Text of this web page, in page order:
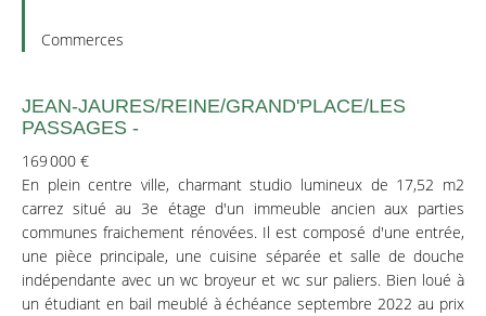
Commerces
JEAN-JAURES/REINE/GRAND'PLACE/LES
PASSAGES -
169 000 €
En plein centre ville, charmant studio lumineux de 17,52 m2
carrez situé au 3e étage d'un immeuble ancien aux parties
communes fraichement rénovées. Il est composé d'une entrée,
une pièce principale, une cuisine séparée et salle de douche
indépendante avec un wc broyeur et wc sur paliers. Bien loué à
un étudiant en bail meublé à échéance septembre 2022 au prix